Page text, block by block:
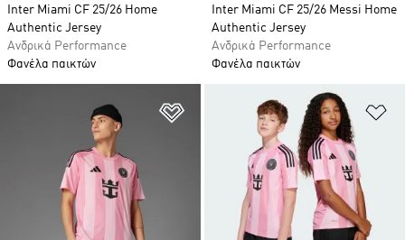
Inter Miami CF 25/26 Home
Authentic Jersey
Ανδρικά Performance
Φανέλα παικτών
Inter Miami CF 25/26 Messi Home
Authentic Jersey
Ανδρικά Performance
Φανέλα παικτών
Προσθήκη στη Λίστα Επιθυμιών